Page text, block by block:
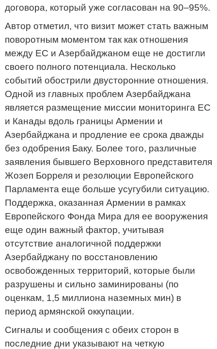
договора, который уже согласован на 90–95%.
Автор отметил, что визит может стать важным
поворотным моментом так как отношения
между ЕС и Азербайджаном еще не достигли
своего полного потенциала. Несколько
событий обострили двусторонние отношения.
Одной из главных проблем Азербайджана
является размещение миссии мониторинга ЕС
и Канады вдоль границы Армении и
Азербайджана и продление ее срока дважды
без одобрения Баку. Более того, различные
заявления бывшего Верховного представителя
Жозеп Борреля и резолюции Европейского
Парламента еще больше усугубили ситуацию.
Поддержка, оказанная Армении в рамках
Европейского Фонда Мира для ее вооружения
еще один важный фактор, учитывая
отсутствие аналогичной поддержки
Азербайджану по восстановлению
освобожденных территорий, которые были
разрушены и сильно заминированы (по
оценкам, 1,5 миллиона наземных мин) в
период армянской оккупации.
Сигналы и сообщения с обеих сторон в
последние дни указывают на четкую